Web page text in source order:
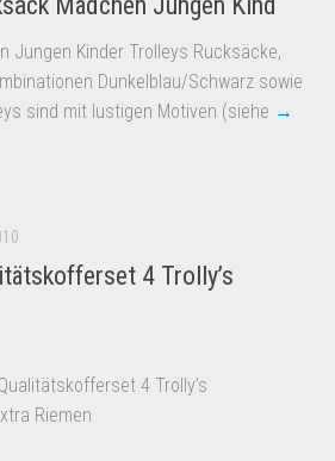
Jungen Kinder Trolleys Rucksäcke,
Dunkelblau/Schwarz sowie
sind mit lustigen Motiven (siehe →
4 Trolly’s
4 Trolly’s
Riemen